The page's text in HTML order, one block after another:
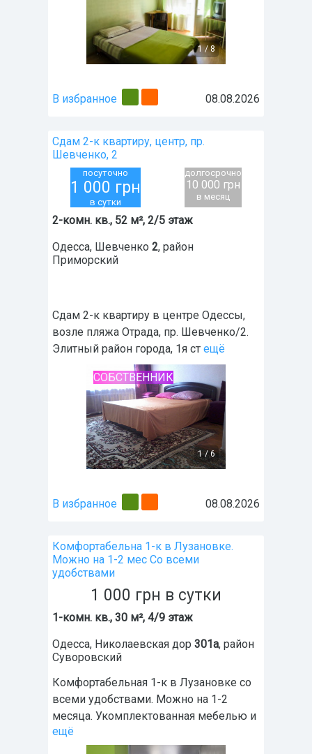
1/8
В избранное 08.08.2026
Сдам 2-к квартиру, центр, пр.
Шевченко, 2
посуточно
1 000 грн
в сутки
долгосрочно
10 000 грн
в месяц
2-комн. кв., 52 м², 2/5 этаж
Одесса, Шевченко 2, район
Приморский
Сдам 2-к квартиру в центре Одессы,
возле пляжа Отрада, пр. Шевченко/2.
Элитный район города, 1я ст ещё
1/6
СОБСТВЕННИК
В избранное 08.08.2026
Комфортабельна 1-к в Лузановке.
Можно на 1-2 мес Со всеми
удобствами
1 000 грн в сутки
1-комн. кв., 30 м², 4/9 этаж
Одесса, Николаевская дор 301а, район
Суворовский
Комфортабельная 1-к в Лузановке со
всеми удобствами. Можно на 1-2
месяца. Укомплектованная мебелью и
ещё